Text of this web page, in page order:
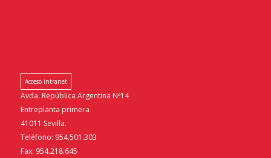
Acceso intranet
Avda. República Argentina Nº14
Entreplanta primera
41011 Sevilla.
Teléfono: 954.501.303
Fax: 954.218.645